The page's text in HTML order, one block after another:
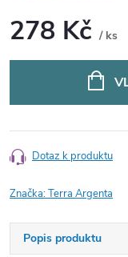
278 Kč / ks
Dotaz k produktu
Značka:Terra Argenta
Popis produktu